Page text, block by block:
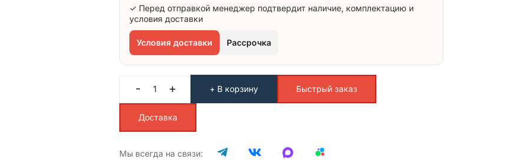
✓ Перед отправкой менеджер подтвердит наличие, комплектацию и
условия доставки
Условия доставки Рассрочка
- + + В корзину Быстрый заказ
Доставка
Мы всегда на связи: